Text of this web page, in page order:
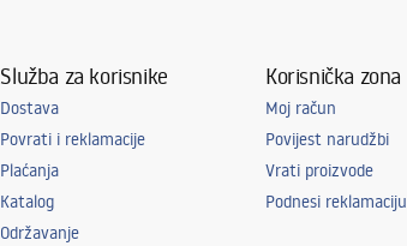
Služba za korisnike
Dostava
Povrati i reklamacije
Plaćanja
Katalog
Održavanje
Korisnička zona
Moj račun
Povijest narudžbi
Vrati proizvode
Podnesi reklamaciju